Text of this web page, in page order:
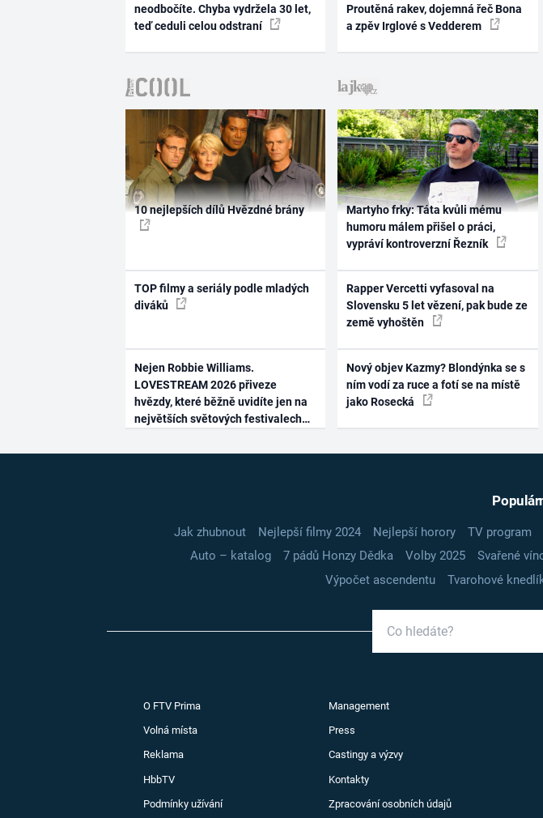
neodbočíte. Chyba vydržela 30 let,
teď ceduli celou odstraní
Proutěná rakev, dojemná řeč Bona
a zpěv Irglové s Vedderem
10 nejlepších dílů Hvězdné brány
TOP filmy a seriály podle mladých
diváků
Nejen Robbie Williams.
LOVESTREAM 2026 přiveze
hvězdy, které běžně uvidíte jen na
největších světových festivalech
Martyho frky: Táta kvůli mému
humoru málem přišel o práci,
vypráví kontroverzní Řezník
Rapper Vercetti vyfasoval na
Slovensku 5 let vězení, pak bude ze
země vyhoštěn
Nový objev Kazmy? Blondýnka se s
ním vodí za ruce a fotí se na místě
jako Rosecká
Jak zhubnout Nejlepší filmy 2024 Nejlepší horory TV program
Auto – katalog
7 pádů Honzy Dědka Volby 2025 Svařené
Výpočet ascendentu
Tvarohové
O FTV Prima Management
Volná místa Press
Reklama Castingy a výzvy
HbbTV Kontakty
Podmínky užívání Zpracování osobních údajů